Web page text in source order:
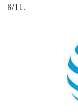
8/11.